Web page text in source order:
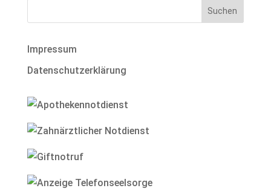
Impressum
Datenschutzerklärung